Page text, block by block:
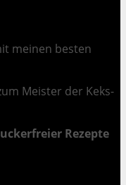
meinen besten
Meister der Keks-
Rezepte